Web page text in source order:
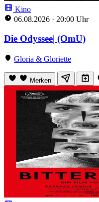
Kino
06.08.2026 · 20:00 Uhr
Die Odyssee| (OmU)
Gloria & Gloriette
Merken